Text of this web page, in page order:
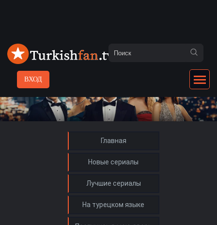
ВХОД
Главная
Новые сериалы
Лучшие сериалы
На турецком языке